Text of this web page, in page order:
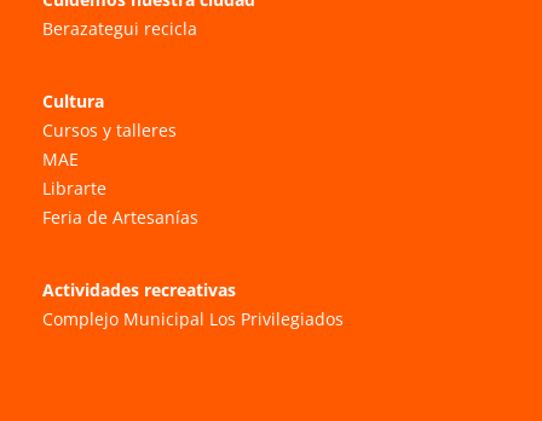
Berazategui recicla
Cultura
Cursos y talleres
MAE
Librarte
Feria de Artesanías
Actividades recreativas
Complejo Municipal Los Privilegiados